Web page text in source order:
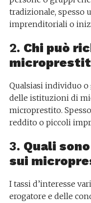
tradizionale, spesso
imprenditoriali o
2. Chi può
Qualsiasi individuo
delle istituzioni di
microprestito.
reddito o piccoli
3. Quali
sui
I tassi d’interesse
erogatore e delle